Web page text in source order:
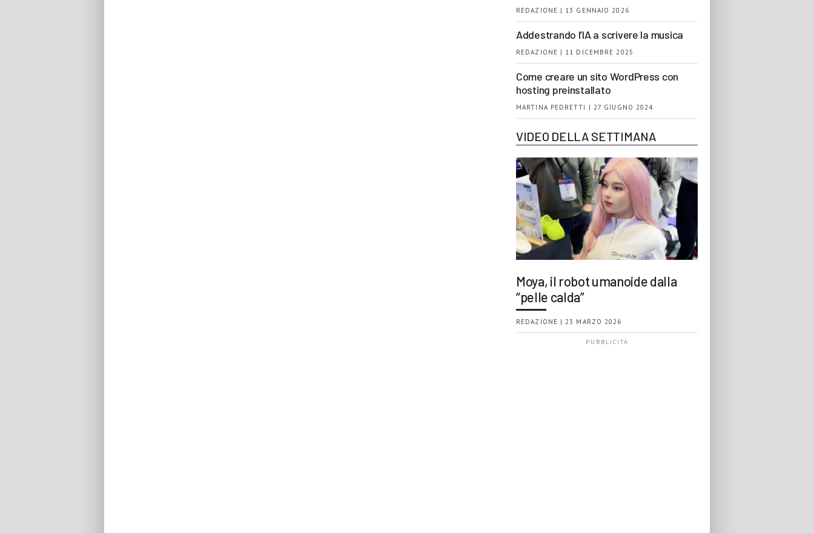
REDAZIONE | 13 GENNAIO 2026
Addestrando l’IA a scrivere la musica
REDAZIONE | 11 DICEMBRE 2025
Come creare un sito WordPress con
hosting preinstallato
MARTINA PEDRETTI | 27 GIUGNO 2024
VIDEO DELLA SETTIMANA
Moya, il robot umanoide dalla
“pelle calda”
REDAZIONE | 23 MARZO 2026